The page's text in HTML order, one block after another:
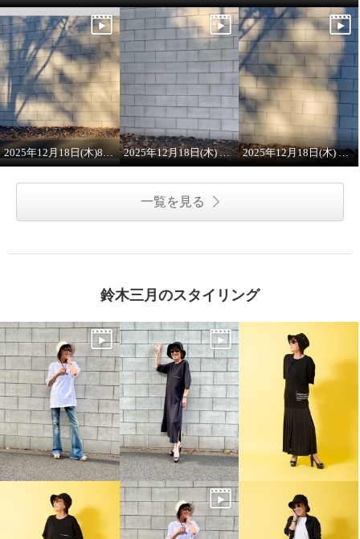
2025年12月18日(木)8:00 ON AIR 2025年12月18日(木) 8:00 ON AIR 2025年12月18日(木) 8:00 ON AIR ワンピース
一覧を見る
鈴木三月のスタイリング